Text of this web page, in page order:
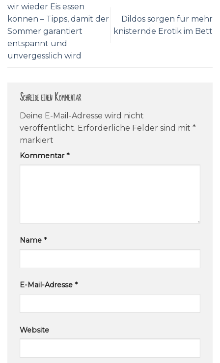
wir wieder Eis essen
können – Tipps, damit der
Sommer garantiert
entspannt und
unvergesslich wird
Dildos sorgen für mehr
knisternde Erotik im Bett
Schreibe einen Kommentar
Deine E-Mail-Adresse wird nicht
veröffentlicht. Erforderliche Felder sind mit *
markiert
Kommentar*
Name *
E-Mail-Adresse *
Website